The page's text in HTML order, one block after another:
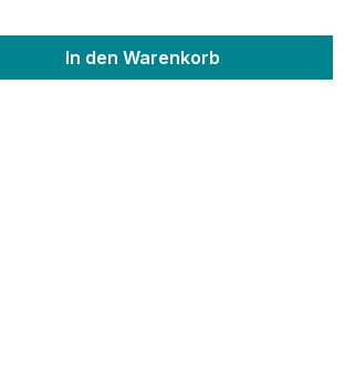
den gewünschten Wert
In den Warenkorb